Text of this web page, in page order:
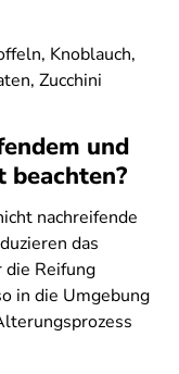
Knoblauch,
Zucchini
und
beachten?
nachreifende
das
die Reifung
in die Umgebung